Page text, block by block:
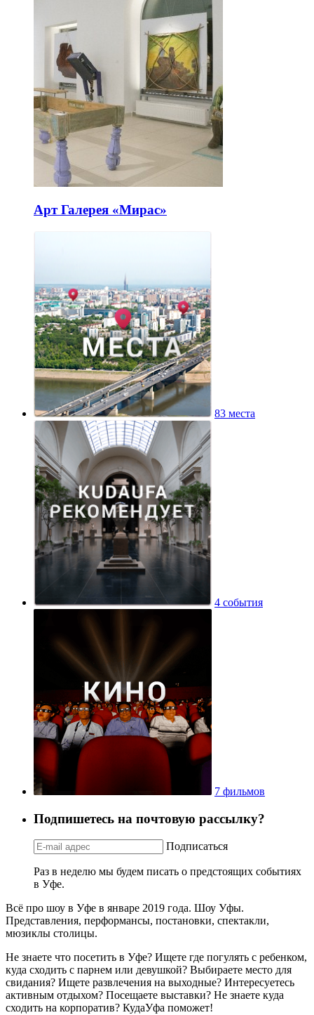
Арт Галерея «Мирас»
83 места
4 события
7 фильмов
Подпишетесь на почтовую рассылку?
Подписаться
Раз в неделю мы будем писать о предстоящих событиях
в Уфе.
Всё про шоу в Уфе в январе 2019 года. Шоу Уфы.
Представления, перформансы, постановки, спектакли,
мюзиклы столицы.
Не знаете что посетить в Уфе? Ищете где погулять с ребенком,
куда сходить с парнем или девушкой? Выбираете место для
свидания? Ищете развлечения на выходные? Интересуетесь
активным отдыхом? Посещаете выставки? Не знаете куда
сходить на корпоратив? КудаУфа поможет!